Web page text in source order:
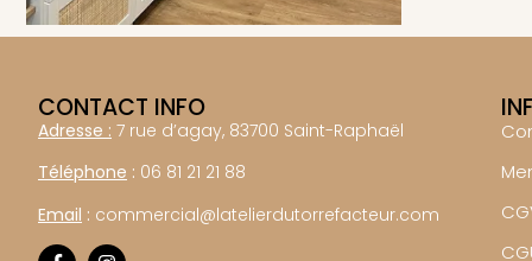
CONTACT INFO
Adresse : 7 rue d’agay, 83700 Saint-Raphaël
Téléphone : 06 81 21 21 88
Email : commercial@latelierdutorrefacteur.com